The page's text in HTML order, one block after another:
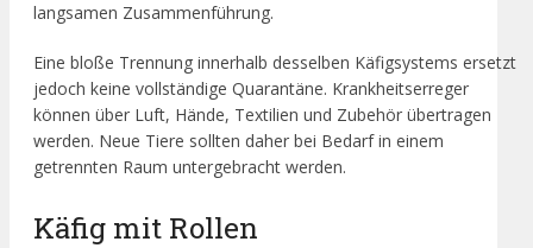
langsamen Zusammenführung.
Eine bloße Trennung innerhalb desselben Käfigsystems ersetzt
jedoch keine vollständige Quarantäne. Krankheitserreger
können über Luft, Hände, Textilien und Zubehör übertragen
werden. Neue Tiere sollten daher bei Bedarf in einem
getrennten Raum untergebracht werden.
Käfig mit Rollen